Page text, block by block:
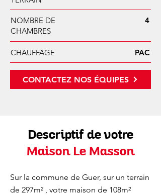
NOMBRE DE
CHAMBRES
4
CHAUFFAGE PAC
CONTACTEZ NOS ÉQUIPES
Descriptif de votre
Maison Le Masson
Sur la commune de Guer, sur un terrain
de 297m² , votre maison de 108m²